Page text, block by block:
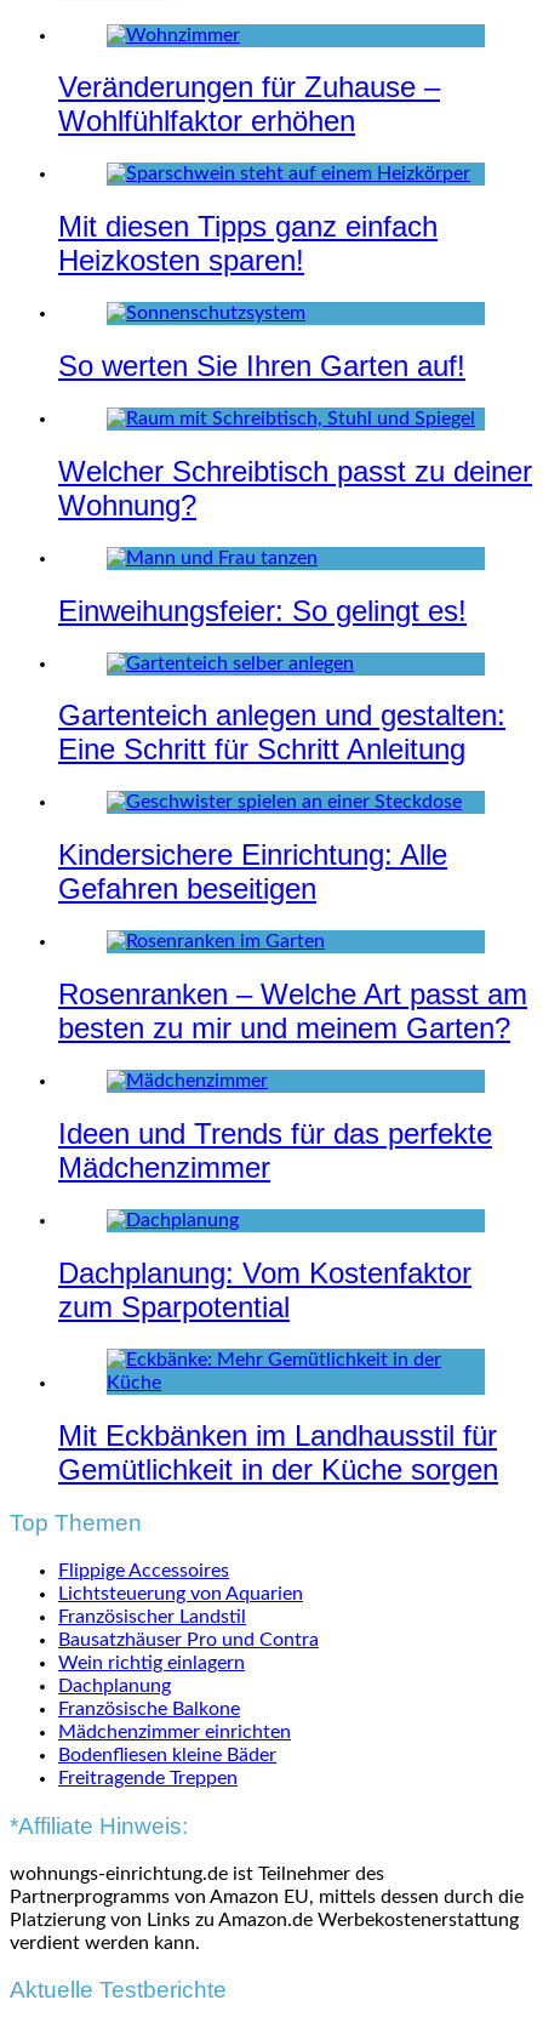
Veränderungen für Zuhause –
Wohlfühlfaktor erhöhen
Mit diesen Tipps ganz einfach
Heizkosten sparen!
So werten Sie Ihren Garten auf!
Welcher Schreibtisch passt zu deiner
Wohnung?
Einweihungsfeier: So gelingt es!
Gartenteich anlegen und gestalten:
Eine Schritt für Schritt Anleitung
Kindersichere Einrichtung: Alle
Gefahren beseitigen
Rosenranken – Welche Art passt am
besten zu mir und meinem Garten?
Ideen und Trends für das perfekte
Mädchenzimmer
Dachplanung: Vom Kostenfaktor
zum Sparpotential
Mit Eckbänken im Landhausstil für
Gemütlichkeit in der Küche sorgen
Top Themen
Flippige Accessoires
Lichtsteuerung von Aquarien
Französischer Landstil
Bausatzhäuser Pro und Contra
Wein richtig einlagern
Dachplanung
Französische Balkone
Mädchenzimmer einrichten
Bodenfliesen kleine Bäder
Freitragende Treppen
*Affiliate Hinweis:
wohnungs-einrichtung.de ist Teilnehmer des
Partnerprogramms von Amazon EU, mittels dessen durch die
Platzierung von Links zu Amazon.de Werbekostenerstattung
verdient werden kann.
Aktuelle Testberichte